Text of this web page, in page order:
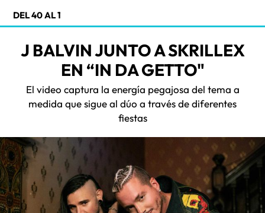
DEL 40 AL 1
J BALVIN JUNTO A SKRILLEX
EN “IN DA GETTO"
El video captura la energía pegajosa del tema a
medida que sigue al dúo a través de diferentes
fiestas